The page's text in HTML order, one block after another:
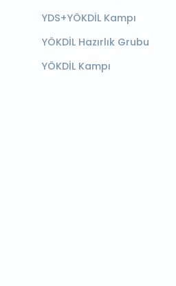
YDS+YÖKDİL Kampı
YÖKDİL Hazırlık Grubu
YÖKDİL Kampı